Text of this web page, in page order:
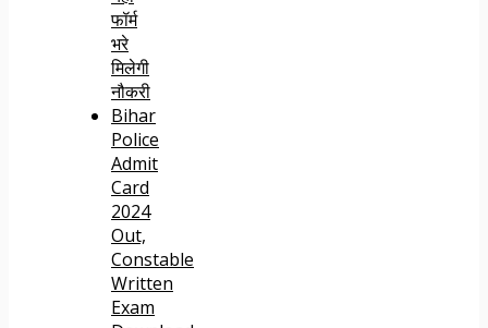
फॉर्म
भरे
मिलेगी
नौकरी
Bihar
Police
Admit
Card
2024
Out,
Constable
Written
Exam